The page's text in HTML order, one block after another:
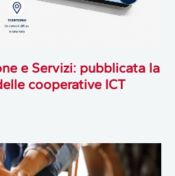
e Servizi: pubblicata la
cooperative ICT